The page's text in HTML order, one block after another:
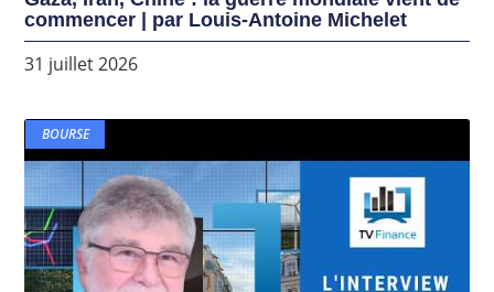
commencer | par Louis-Antoine Michelet
31 juillet 2026
BOURSE